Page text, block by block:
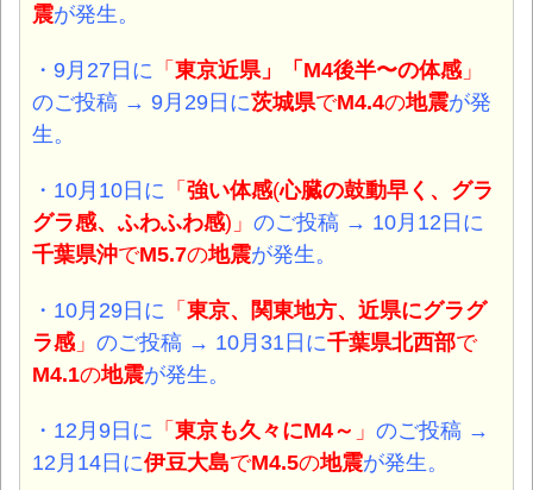
震が発生。
・9月27日に 「 東京近県」「M4後半〜の体感 」
のご投稿 → 9月29日に茨城県でM4.4の地震が発
生。
・10月10日に 「 強い体感(心臓の鼓動早く、 グラ
グラ感、 ふわふわ感)」 のご投稿 → 10月12日に
千葉県沖でM5.7の地震が発生。
・10月29日に 「 東京、関東地方、近県にグラグ
ラ感 」 のご投稿 → 10月31日に千葉県北西部で
M4.1の地震が発生。
・12月9日に 「 東京も久々にM4～ 」 のご投稿 →
12月14日に伊豆大島でM4.5の地震が発生。